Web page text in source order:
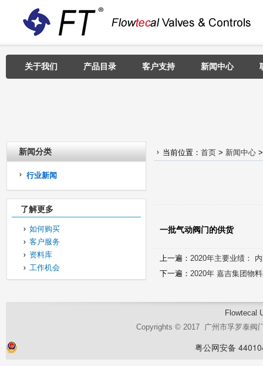
关于我们 产品目录 客户支持 新闻中心
新闻分类
行业新闻
了解更多
如何购买
客户服务
资料库
工作机会
当前位置： 首页 > 新闻中心
一批气动阀门的供货
上一遍： 2020年主要业绩：
下一遍： 2020年 嘉吉集团物
Flowtecal
Copyrights © 2017 广州市孚罗泰阀
粤公网安备